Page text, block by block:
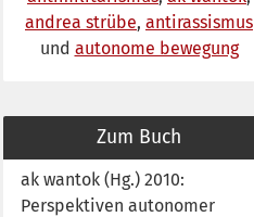
andrea strübe antirassismus
autonome bewegung
Zum Buch
ak wantok (Hg.) 2010:
Perspektiven autonomer